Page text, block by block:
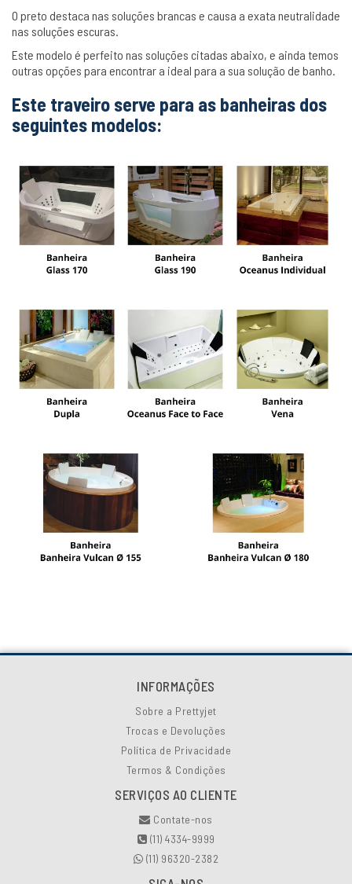
O preto destaca nas soluções brancas e causa a exata neutralidade
nas soluções escuras.
Este modelo é perfeito nas soluções citadas abaixo, e ainda temos
outras opções para encontrar a ideal para a sua solução de banho.
Este traveiro serve para as banheiras dos
seguintes modelos:
INFORMAÇÕES
Sobre a Prettyjet
Trocas e Devoluções
Política de Privacidade
Termos & Condições
SERVIÇOS AO CLIENTE
Contate-nos
(11) 4334-9999
(11) 96320-2382